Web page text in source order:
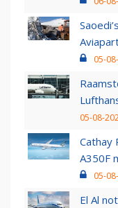
05-
05-08-
Cathay
A350F
05-
El Al